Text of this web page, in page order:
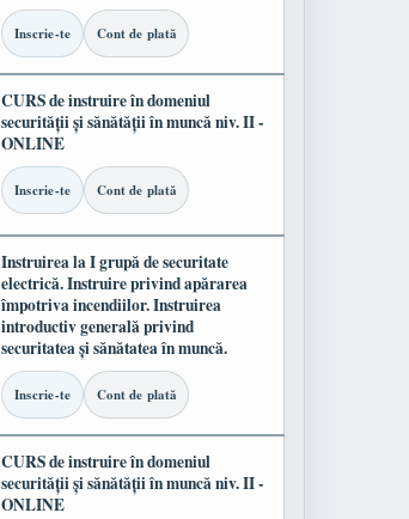
Inscrie-te Cont de plată
CURS de instruire în domeniul
securității și sănătății în muncă niv. II -
ONLINE
Inscrie-te Cont de plată
Instruirea la I grupă de securitate
electrică. Instruire privind apărarea
împotriva incendiilor. Instruirea
introductiv generală privind
securitatea și sănătatea în muncă.
Inscrie-te Cont de plată
CURS de instruire în domeniul
securității și sănătății în muncă niv. II -
ONLINE